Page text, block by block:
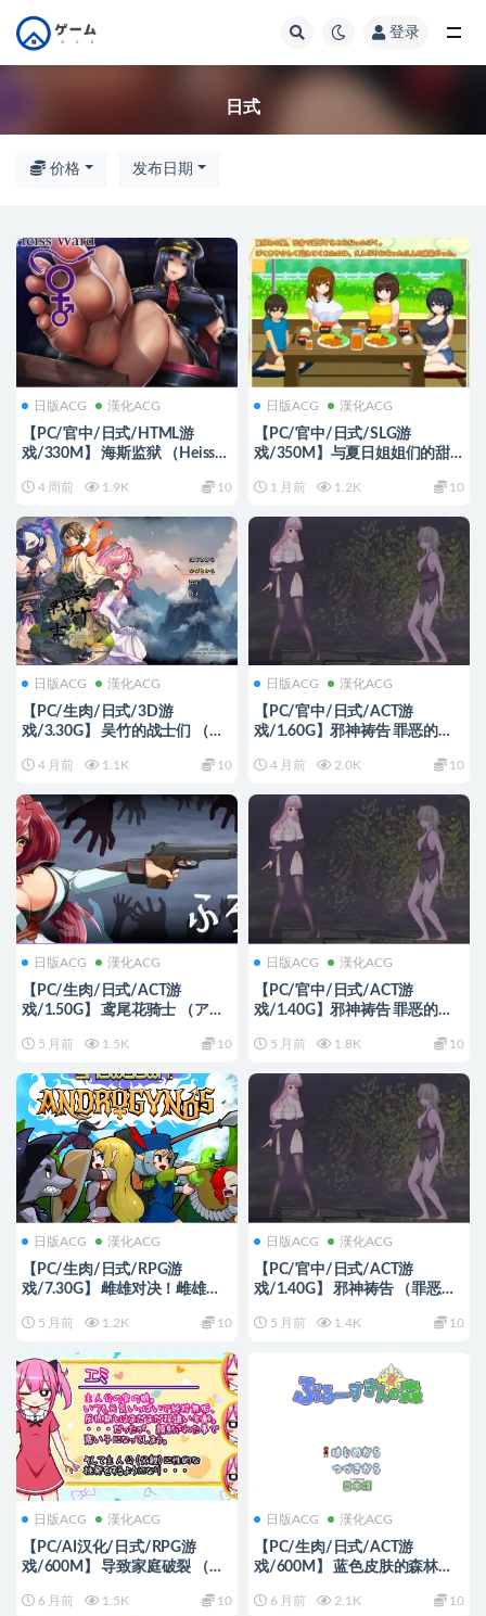
登录
日式
价格 发布日期
日版ACG 漢化ACG
【PC/官中/日式/HTML游
戏/330M】 海斯监狱 （Heiss
兵版+日式HTML330M
4 周前 1.9K 10
日版ACG 漢化ACG
【PC/官中/日式/SLG游
戏/350M】与夏日姐姐们的甜
ん達） Ver1.0.2 官中步兵版+全
1 月前 1.2K 10
日版ACG 漢化ACG
【PC/生肉/日式/3D游
戏/3.30G】 吴竹的战士们 （呉
3D游戏+3.30G
4 月前 1.1K 10
日版ACG 漢化ACG
【PC/官中/日式/ACT游
戏/1.60G】邪神祷告 罪恶的祈
Ver26.03.31 官中版+日式ACT游
4 月前 2.0K 10
日版ACG 漢化ACG
【PC/生肉/日式/ACT游
戏/1.50G】 鸢尾花骑士 （アヤ
+日式ACT游戏+1.50G
5 月前 1.5K 10
日版ACG 漢化ACG
【PC/官中/日式/ACT游
戏/1.40G】邪神祷告 罪恶的祈
Ver26.02.25 官方中文版+日式
5 月前 1.8K 10
日版ACG 漢化ACG
【PC/生肉/日式/RPG游
戏/7.30G】 雌雄对决！雌雄同
ノス）Ver1.27 生肉版+存档+日
5 月前 1.2K 10
日版ACG 漢化ACG
【PC/官中/日式/ACT游
戏/1.40G】 邪神祷告 （罪恶的
Ver26.01.29 官方中文版+日式
5 月前 1.4K 10
日版ACG 漢化ACG
【PC/AI汉化/日式/RPG游
戏/600M】 导致家庭破裂 （で
RPG游戏+600M
6 月前 1.5K 10
日版ACG 漢化ACG
【PC/生肉/日式/ACT游
戏/600M】 蓝色皮肤的森林
Ver26.01.30 生肉版+日式ACT游
6 月前 2.1K 10